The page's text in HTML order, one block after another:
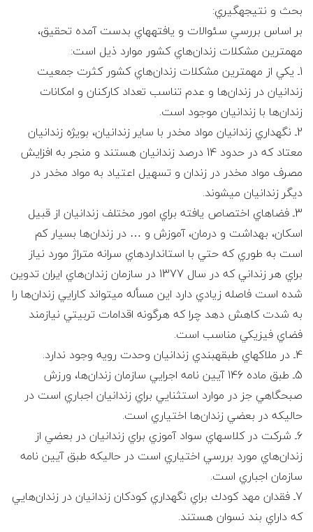
بحث و نتيجه‎گيري:
بر اساس بررسي سئوالات و يافته‎هاي بدست آمده تحقيق،
مهمترين مشكلات زندان‌هاي كشور موارد ذيل است:
1ـ يكي از مهمترين مشكلات زندان‌هاي كشور كثرت جمعيت
زندانيان در زندان‌ها و عدم تناسب تعداد كاركنان و امكانات
زندان‌ها با زندانيان موجود است.
2ـ نگهداري زندانيان مواد مخدر با ساير زندانيان، بويژه زندانيان
معتاد كه در حدود 14 درصد زندانيان هستند و منجر به افزايش
مصرف مواد مخدر در زندان و تسهيل اعتياد به مواد مخدر در
ديگر زندانيان مي‎شوند.
3ـ فضاهاي اختصاص يافته براي امور مختلف زندانيان از قبيل
اسكان، بهداشت و درمان، آموزش و … در زندان‌ها بسيار كم
است به طوري كه حتي با استانداردهاي سرانه متراژ مورد نياز
براي هر زنداني كه در سال 1377 در سازمان زندان‌هاي ايران تدوين
شده است فاصله زيادي دارد اين مسأله مي‎تواند كارايي زندان‌ها را
به شدت كاهش دهد چرا كه هرگونه اقدامات تربيتي نيازمند
فضاي فيزيكي مناسب است.
4ـ در ملاكهاي طبقه‎بندي زندانيان وحدت رويه وجود ندارد.
5ـ طبق ماده 146 آيين نامه اجرايي سازمان زندان‌ها، ورزش
صبحگاهي جز در موارد استثنايي براي زندانيان اجباري است در
حاليكه در بعضي زندان‌ها اختياري است.
6ـ شركت در كلاسهاي سواد آموزي براي زندانيان در بعضي از
زندان‌هاي مورد بررسي اختياري است در حاليكه طبق آيين نامه
سازمان اجباري است.
7ـ فقدان مهد كودك براي نگهداري كودكان زندانيان در زندان‌هايي
كه داراي بند نسوان هستند.